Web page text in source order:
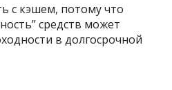
с кэшем, потому что
средств может
в долгосрочной